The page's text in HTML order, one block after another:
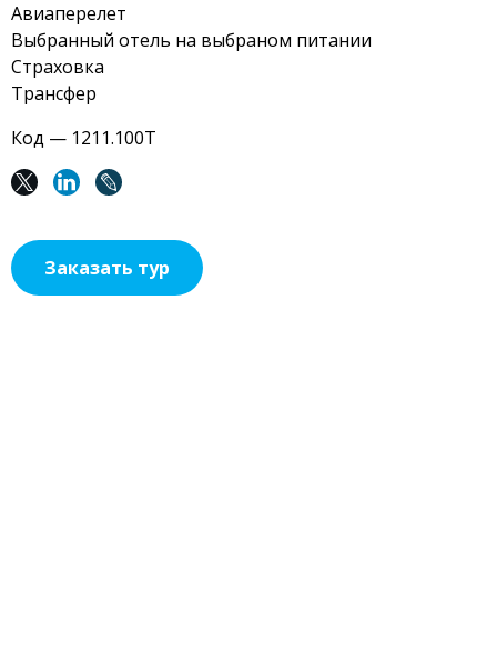
Авиаперелет
Выбранный отель на выбраном питании
Страховка
Трансфер
Код — 1211.100Т
Заказать тур